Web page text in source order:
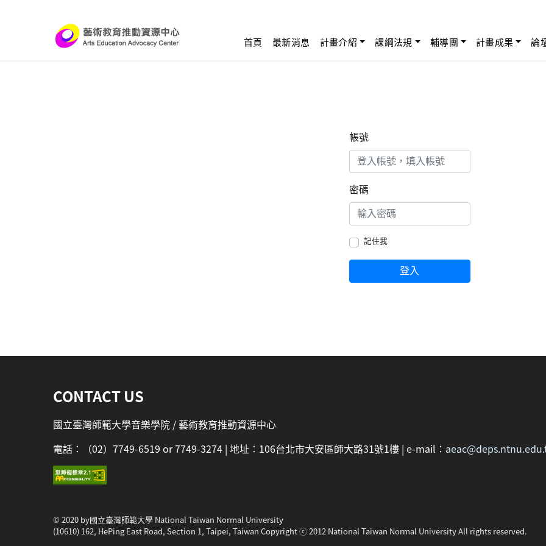
首頁 最新消息 計畫介紹 課綱法規 輔導團 計畫成果 論
帳號
密碼
記住我
登入
CONTACT US
國立臺灣師範大學音樂學院 / 藝術教育推動資源中心
電話：（02）7749-6519 or 7749-3274 | 地址：106台北市大安區師大路31號1樓 | e-mail：
© 2020 by國立臺灣師範大學 National Taiwan Normal University
(10610) 162, HePing East Road, Section 1, Taipei, Taiwan Copyright ⓒ 2012 National Taiwan Normal University All rights reserved.